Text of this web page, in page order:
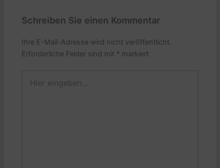
Schreiben Sie einen Kommentar
Ihre E-Mail-Adresse wird nicht veröffentlicht.
Erforderliche Felder sind mit * markiert
eingeben…